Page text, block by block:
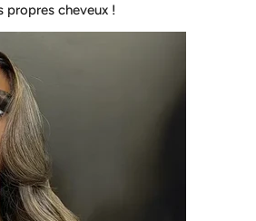
propres cheveux !